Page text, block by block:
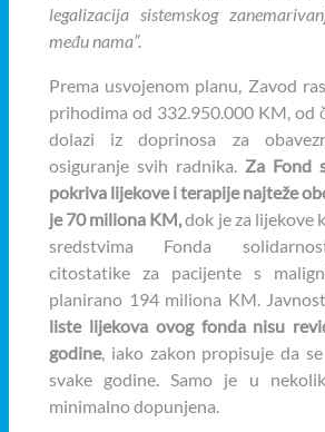
legalizacija sistemskog
među nama”.
Prema usvojenom planu, Zavod
prihodima od 332.950.000 KM, od
dolazi iz doprinosa za
osiguranje svih radnika. Za Fond
pokriva lijekovei terapije najteže
je 70 miliona KM,dok je za lijekove
sredstvima Fonda
citostatike za pacijente s
planirano 194 miliona KM.
liste lijekova ovog fonda nisu
godine, iako zakon propisuje da
svake godine. Samo je u
minimalno dopunjena.